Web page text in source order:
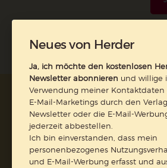
AGB und Widerrufsbelehrung
Barrierefreiheit
Vertrag
Neues von Herder
Ja, ich möchte den kostenlosen
Newsletter abonnieren und willige
Verwendung meiner Kontaktdaten
E-Mail-Marketings durch den
Newsletter oder die E-Mail-
jederzeit abbestellen.
Ich bin einverstanden, dass mein
personenbezogenes
und E-Mail-Werbung erfasst und